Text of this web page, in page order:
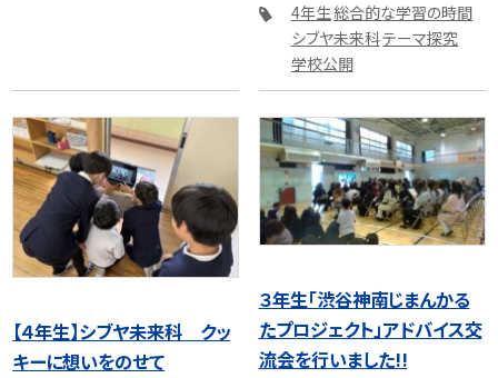
4年生総合的な学習の時間
シブヤ未来科テーマ探究
学校公開
【４年生】シブヤ未来科 クッ
キーに想いをのせて
３年生「渋谷神南じまんかる
たプロジェクト」アドバイス交
流会を行いました!!